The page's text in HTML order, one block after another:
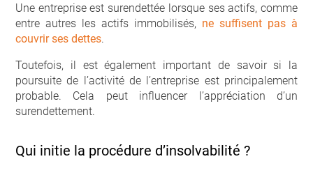
Une entreprise est surendettée lorsque ses actifs, comme
entre autres les actifs immobilisés, ne suffisent pas à
couvrir ses dettes.
Toutefois, il est également important de savoir si la
poursuite de l’activité de l’entreprise est principalement
probable. Cela peut influencer l’appréciation d’un
surendettement.
Qui initie la procédure d’insolvabilité ?